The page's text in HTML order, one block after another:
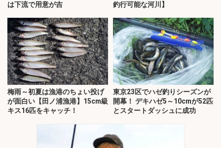
は下流で用意が吉
釣行可能な河川】
梅雨～初夏は漁港のちょい投げ
が面白い【田ノ浦漁港】15cm級
キス16匹をキャッチ！
東京23区でハゼ釣りシーズンが
開幕！ デキハゼ5～10cmが52匹
とスタートダッシュに成功